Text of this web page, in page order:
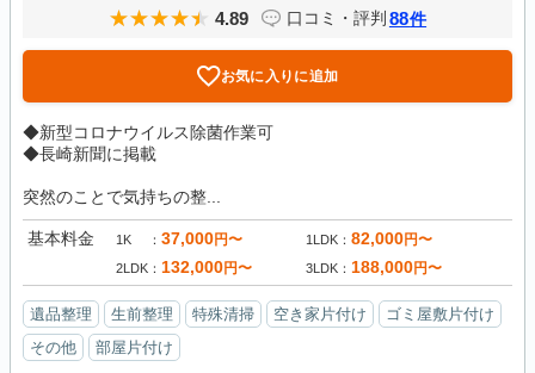
4.89 口コミ・評判 88件
お気に入りに追加
◆新型コロナウイルス除菌作業可
◆長崎新聞に掲載
突然のことで気持ちの整...
基本料金 1K 37,000円〜 1LDK 82,000円〜
2LDK 132,000円〜 3LDK 188,000円〜
遺品整理 生前整理 特殊清掃 空き家片付け
ゴミ屋敷片付け
その他
部屋片付け